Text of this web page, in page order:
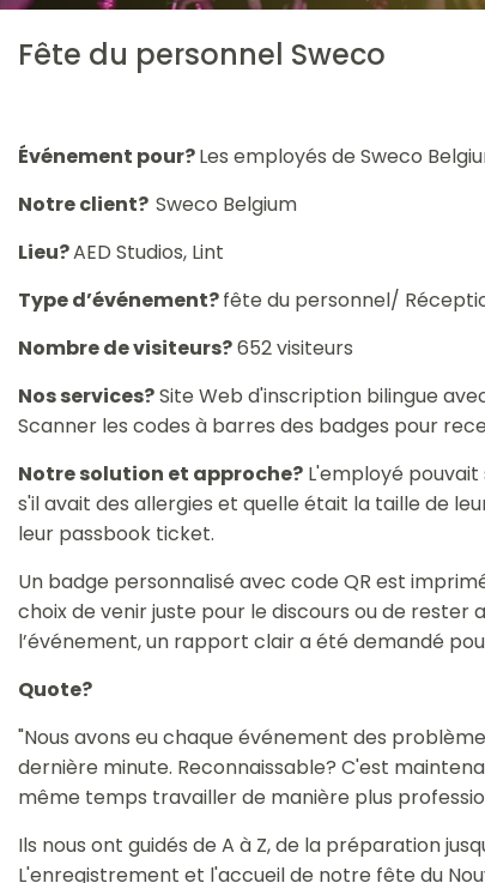
Fête du personnel Sweco
Événement pour?Les employés de Sweco
Notre client? Sweco Belgium
Lieu?AED Studios, Lint
Type d’événement?fête du personnel/
Nombre de visiteurs?652 visiteurs
Nos services?Site Web d'inscription bilingue
Scanner les codes à barres des badges pour
Notre solution et approche? L'employé
s'il avait des allergies et quelle était la taille de
leur passbook ticket.
Un badge personnalisé avec code QR est
choix de venir juste pour le discours ou de
l’événement, un rapport clair a été demandé
Quote?
"Nous avons eu chaque événement des
dernière minute. Reconnaissable? C'est
même temps travailler de manière plus
Ils nous ont guidés de A à Z, de la préparation
L'enregistrement et l'accueil de notre fête du